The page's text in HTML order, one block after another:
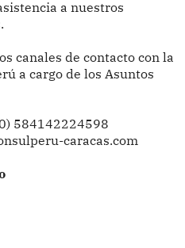
a nuestros
canales de contacto con la
a cargo de los Asuntos
584142224598
caracas.com